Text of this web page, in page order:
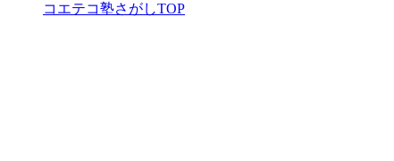
コエテコ塾さがしTOP